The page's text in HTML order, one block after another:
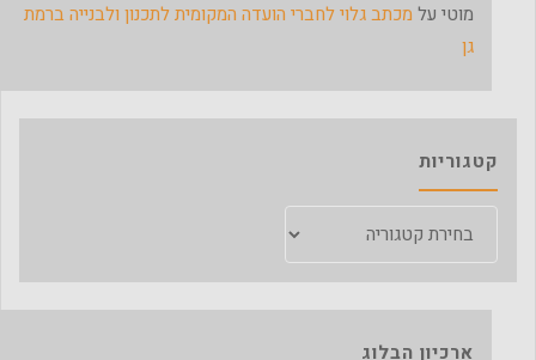
מוטי על מכתב גלוי לחברי הועדה המקומית לתכנון ולבנייה ברמת
גן
קטגוריות
ארכיון הבלוג